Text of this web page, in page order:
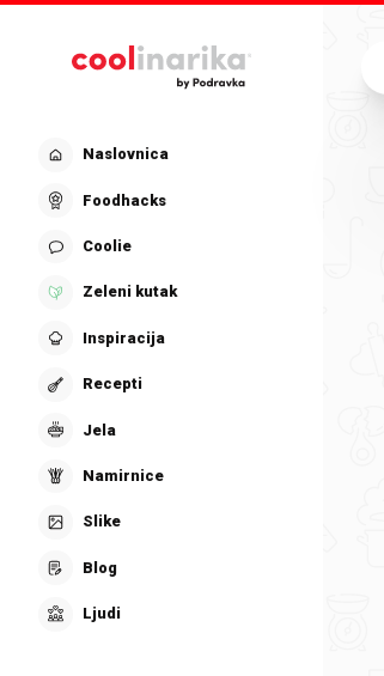
Naslovnica
Foodhacks
Coolie
Zeleni kutak
Inspiracija
Recepti
Jela
Namirnice
Slike
Blog
Ljudi